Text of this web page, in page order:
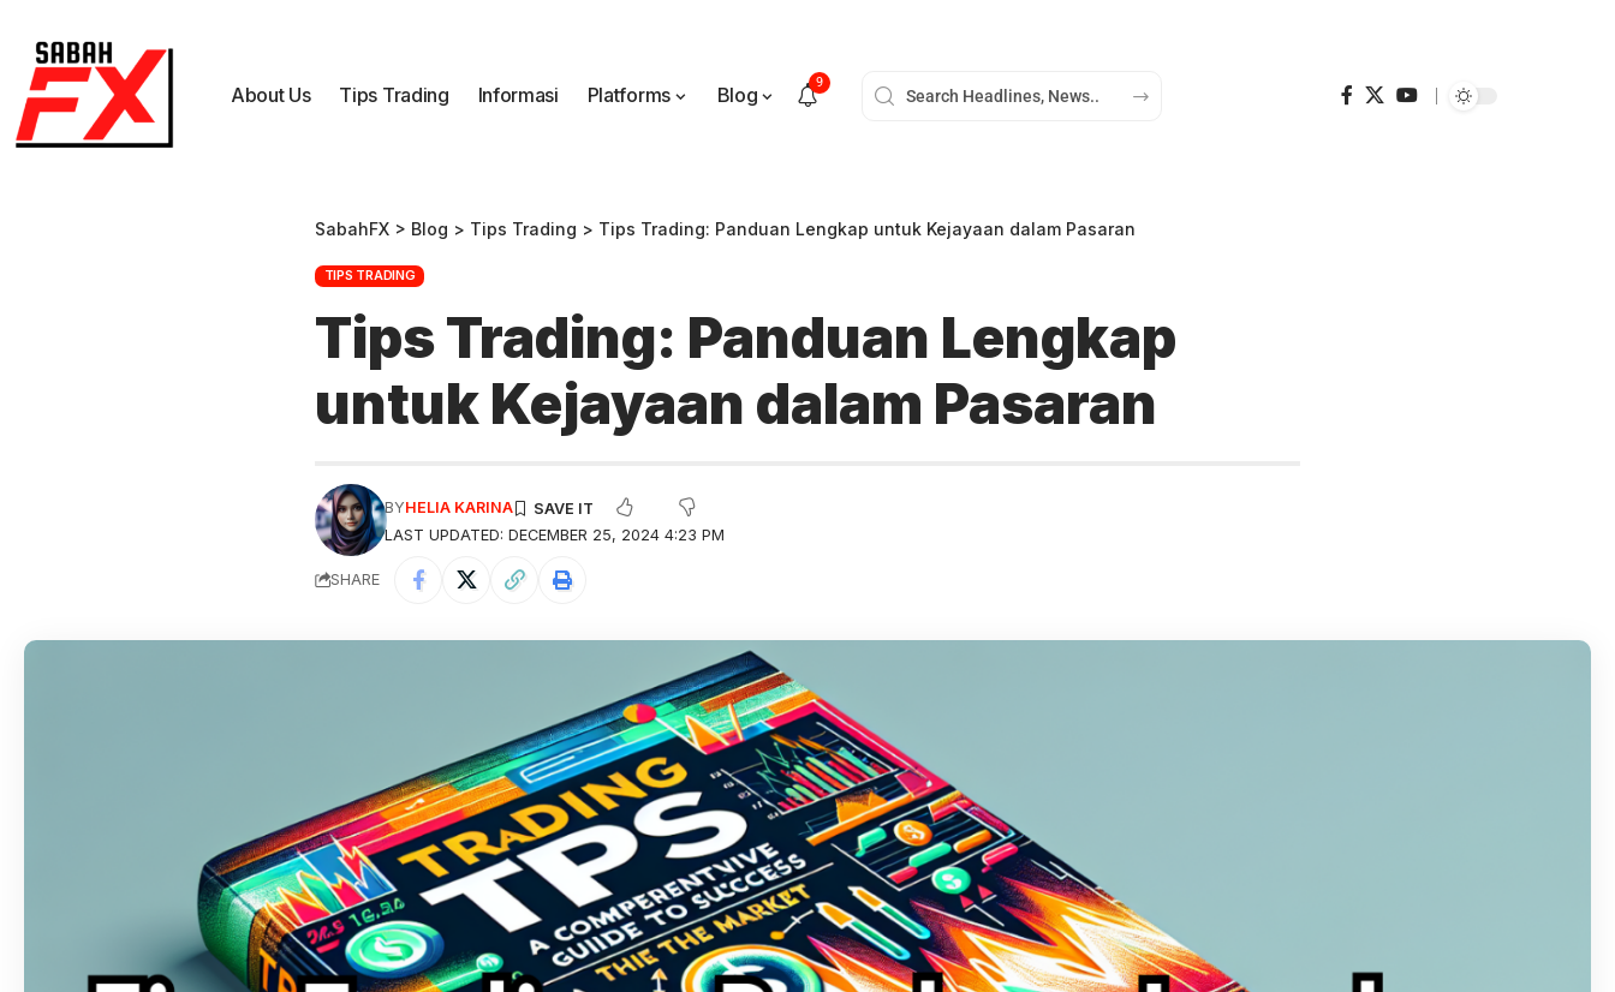
About Us Tips Trading Informasi Platforms Blog
9
SabahFX > Blog > Tips Trading > Tips Trading: Panduan Lengkap untuk Kejayaan dalam Pasaran
TIPS TRADING
Tips Trading: Panduan Lengkap
untuk Kejayaan dalam Pasaran
LAST UPDATED: DECEMBER 25, 2024 4:23 PM
BYHELIA KARINA
SHARE